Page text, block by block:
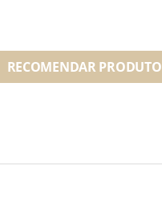
RECOMENDAR PRODUTO